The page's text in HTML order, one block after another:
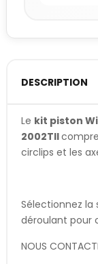
DESCRIPTION
Le kit piston
2002TII
circlips et les
Sélectionnez
déroulant pour
NOUS